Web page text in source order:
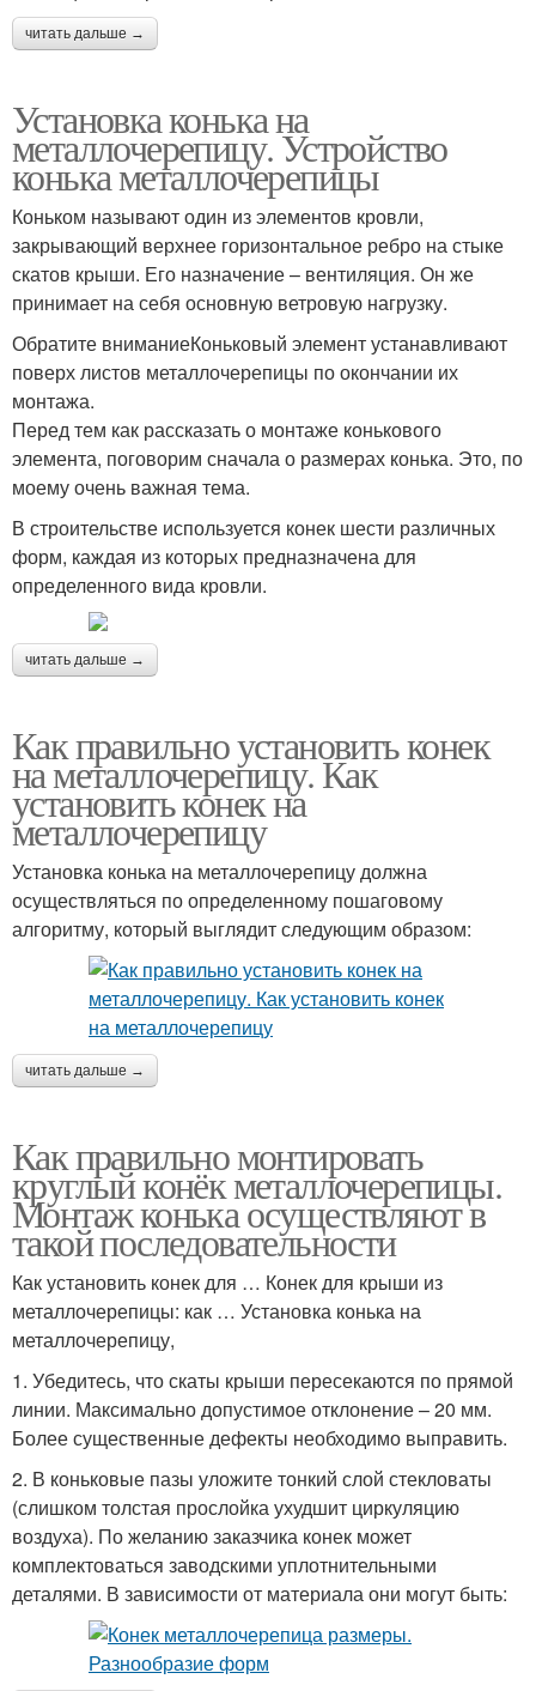
читать дальше →
Установка конька на
металлочерепицу. Устройство
конька металлочерепицы
Коньком называют один из элементов кровли,
закрывающий верхнее горизонтальное ребро на стыке
скатов крыши. Его назначение – вентиляция. Он же
принимает на себя основную ветровую нагрузку.
Обратите вниманиеКоньковый элемент устанавливают
поверх листов металлочерепицы по окончании их
монтажа.
Перед тем как рассказать о монтаже конькового
элемента, поговорим сначала о размерах конька. Это, по
моему очень важная тема.
В строительстве используется конек шести различных
форм, каждая из которых предназначена для
определенного вида кровли.
читать дальше →
Как правильно установить конек
на металлочерепицу. Как
установить конек на
металлочерепицу
Установка конька на металлочерепицу должна
осуществляться по определенному пошаговому
алгоритму, который выглядит следующим образом:
читать дальше →
Как правильно монтировать
круглый конёк металлочерепицы.
Монтаж конька осуществляют в
такой последовательности
Как установить конек для … Конек для крыши из
металлочерепицы: как … Установка конька на
металлочерепицу,
1. Убедитесь, что скаты крыши пересекаются по прямой
линии. Максимально допустимое отклонение – 20 мм.
Более существенные дефекты необходимо выправить.
2. В коньковые пазы уложите тонкий слой стекловаты
(слишком толстая прослойка ухудшит циркуляцию
воздуха). По желанию заказчика конек может
комплектоваться заводскими уплотнительными
деталями. В зависимости от материала они могут быть: